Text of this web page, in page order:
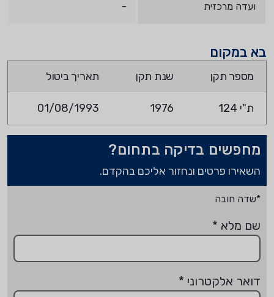
ועדה מרכזית -
בא במקום
מספר תקן שנת תקן תאריך ביטול
ת"י 124 1976
01/08/1993
מחפשים בדיקה בתחום?
השאירו פרטים ונחזור אליכם בהקדם.
*שדה חובה
שם מלא *
דואר אלקטרוני *